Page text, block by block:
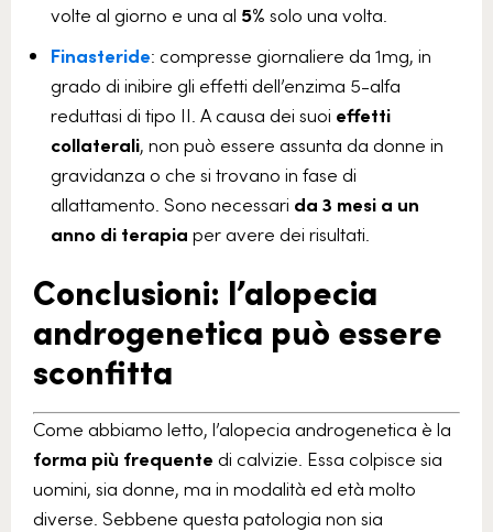
volte al giorno e una al 5% solo una volta.
Finasteride: compresse giornaliere da 1mg, in
grado di inibire gli effetti dell’enzima 5-alfa
reduttasi di tipo II. A causa dei suoi effetti
collaterali, non può essere assunta da donne in
gravidanza o che si trovano in fase di
allattamento. Sono necessari da 3 mesi a un
anno di terapia per avere dei risultati.
Conclusioni: l’alopecia
androgenetica può essere
sconfitta
Come abbiamo letto, l’alopecia androgenetica è la
forma più frequente di calvizie. Essa colpisce sia
uomini, sia donne, ma in modalità ed età molto
diverse. Sebbene questa patologia non sia